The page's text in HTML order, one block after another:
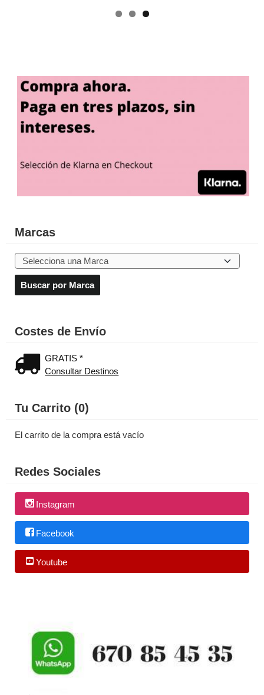
Marcas
Costes de Envío
GRATIS *
Consultar Destinos
Tu Carrito (0)
El carrito de la compra está vacío
Redes Sociales
Instagram
Facebook
Youtube